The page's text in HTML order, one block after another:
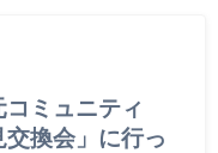
コミュニティ
交換会」に行っ